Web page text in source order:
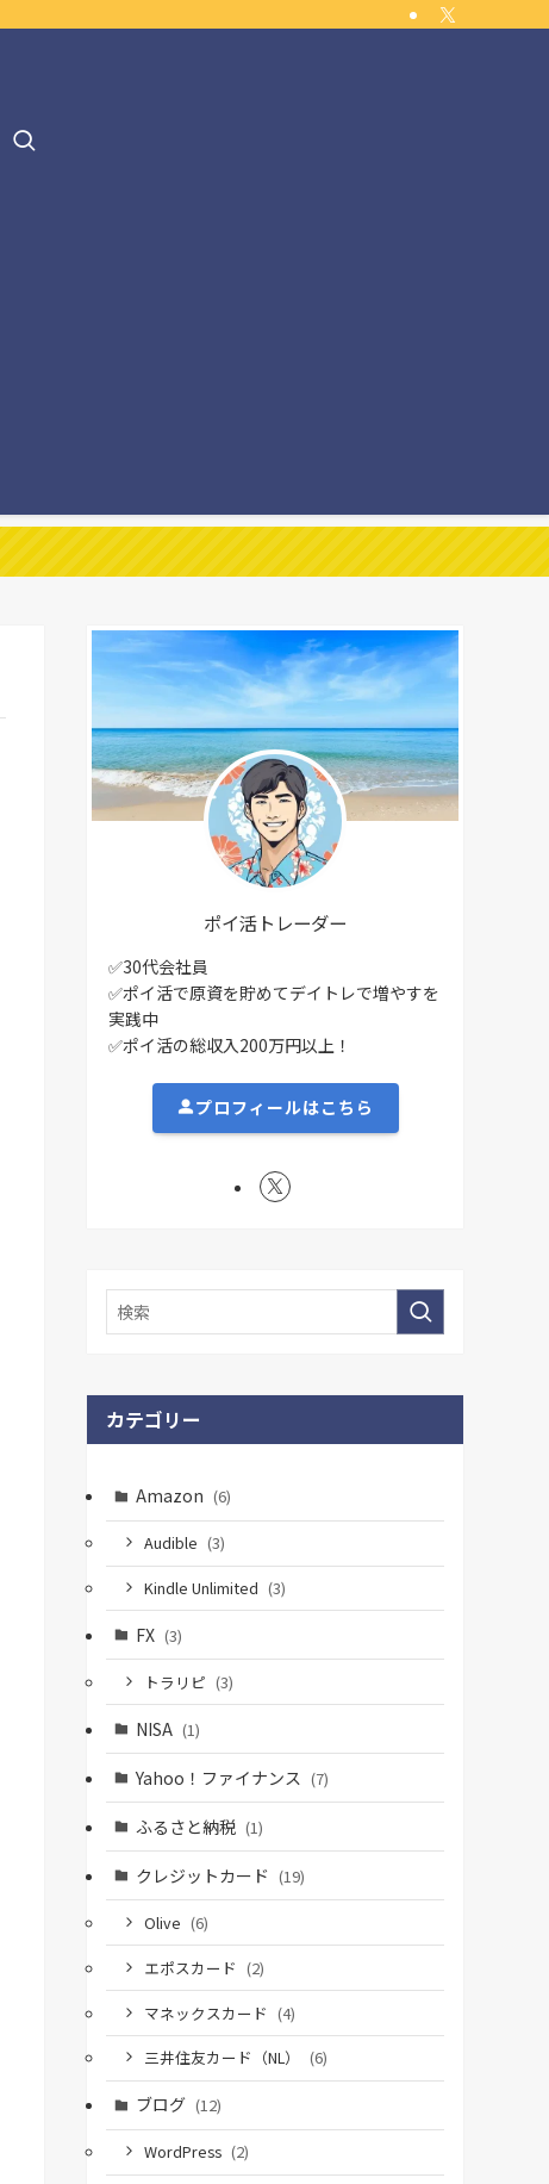
ポイ活トレーダー
✅30代会社員
✅ポイ活で原資を貯めてデイトレで増やすを
実践中
✅ポイ活の総収入200万円以上！
プロフィールはこちら
カテゴリー
Amazon (6)
Audible (3)
Kindle Unlimited (3)
FX (3)
トラリピ (3)
NISA (1)
Yahoo！ファイナンス (7)
ふるさと納税 (1)
クレジットカード (19)
Olive (6)
エポスカード (2)
マネックスカード (4)
三井住友カード（NL）
(6)
ブログ (12)
WordPress (2)